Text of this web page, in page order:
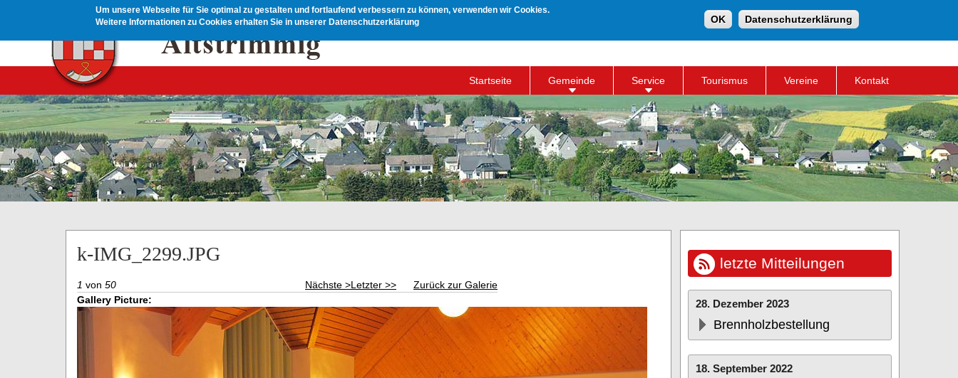
Um unsere Webseite für Sie optimal zu gestalten und fortlaufend verbessern zu können, verwenden wir Cookies.
Weitere Informationen zu Cookies erhalten Sie in unserer Datenschutzerklärung
OK Datenschutzerklärung
Suchformular
Startseite Gemeinde Service Tourismus Vereine Kontakt
k-IMG_2299.JPG
1 von 50 Nächste >Letzter >>
Zurück zur Galerie
Gallery Picture:
letzte Mitteilungen
28. Dezember 2023
Brennholzbestellung
18. September 2022